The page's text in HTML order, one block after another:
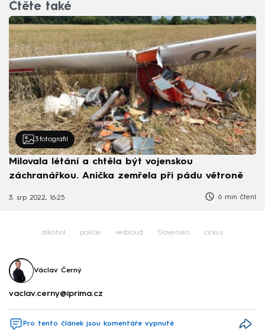
Čtěte také
3 fotografií
Milovala létání a chtěla být vojenskou
záchranářkou. Anička zemřela při pádu větroně
3. srp 2022, 16:25 6 min čtení
alkohol policie velbloud Slovensko cirkus
Václav Černý
vaclav.cerny@iprima.cz
Pro tento článek jsou komentáře vypnuté